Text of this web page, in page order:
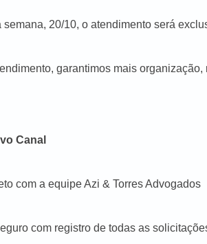
semana, 20/10, o atendimento será
garantimos mais
Canal
com a equipe Azi & Torres Advogados
com registro de todas as